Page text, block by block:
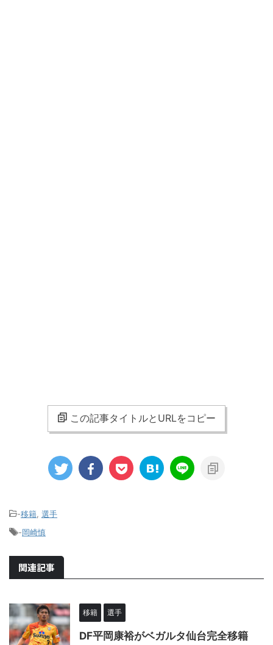
この記事タイトルとURLをコピー
-移籍 選手
-岡崎慎
関連記事
移籍 選手
DF平岡康裕がベガルタ仙台完全移籍